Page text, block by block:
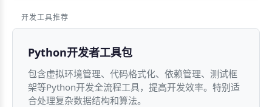
开发工具推荐
Python开发者工具包
包含虚拟环境管理、代码格式化、依赖管理、测试框
架等Python开发全流程工具，提高开发效率。特别适
合处理复杂数据结构和算法。